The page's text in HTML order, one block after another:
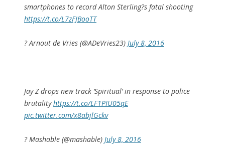
smartphones to record Alton Sterling?s fatal shooting
https://t.co/L7zFJBooTT
? Arnout de Vries (@ADeVries23) July 8, 2016
Jay Z drops new track ‘Spiritual’ in response to police
brutalityhttps://t.co/LF1PIU05qE
pic.twitter.com/x8abjlGckv
? Mashable (@mashable) July 8, 2016